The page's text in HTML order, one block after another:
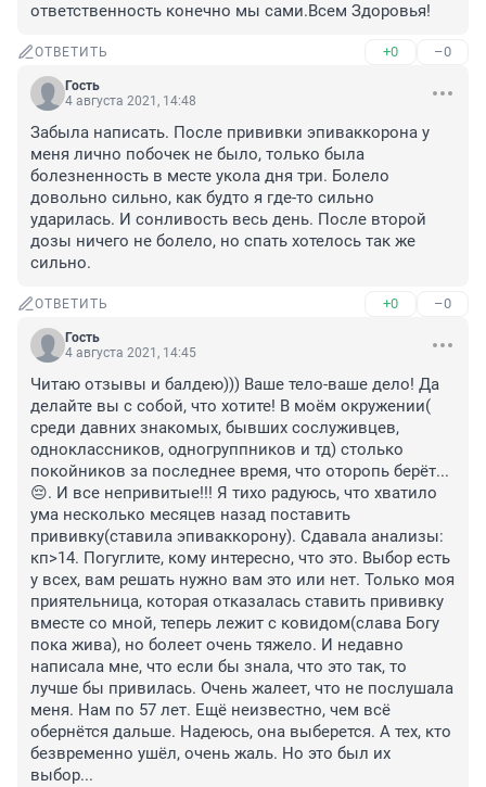
ответственность конечно мы сами.Всем Здоровья!
ОТВЕТИТЬ +0 –0
Гость
4 августа 2021, 14:48
Забыла написать. После прививки эпиваккорона у
меня лично побочек не было, только была
болезненность в месте укола дня три. Болело
довольно сильно, как будто я где-то сильно
ударилась. И сонливость весь день. После второй
дозы ничего не болело, но спать хотелось так же
сильно.
ОТВЕТИТЬ +0 –0
Гость
4 августа 2021, 14:45
Читаю отзывы и балдею))) Ваше тело-ваше дело! Да
делайте вы с собой, что хотите! В моём окружении(
среди давних знакомых, бывших сослуживцев,
одноклассников, одногруппников и тд) столько
покойников за последнее время, что оторопь берёт...
😔. И все непривитые!!! Я тихо радуюсь, что хватило
ума несколько месяцев назад поставить
прививку(ставила эпиваккорону). Сдавала анализы:
кп>14. Погуглите, кому интересно, что это. Выбор есть
у всех, вам решать нужно вам это или нет. Только моя
приятельница, которая отказалась ставить прививку
вместе со мной, теперь лежит с ковидом(слава Богу
пока жива), но болеет очень тяжело. И недавно
написала мне, что если бы знала, что это так, то
лучше бы привилась. Очень жалеет, что не послушала
меня. Нам по 57 лет. Ещё неизвестно, чем всё
обернётся дальше. Надеюсь, она выберется. А тех, кто
безвременно ушёл, очень жаль. Но это был их
выбор...